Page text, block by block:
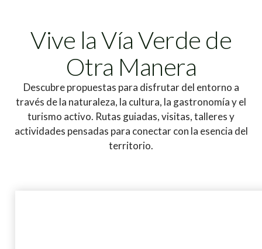
Vive la Vía Verde de
Otra Manera
Descubre propuestas para disfrutar del entorno a
través de la naturaleza, la cultura, la gastronomía y el
turismo activo. Rutas guiadas, visitas, talleres y
actividades pensadas para conectar con la esencia del
territorio.